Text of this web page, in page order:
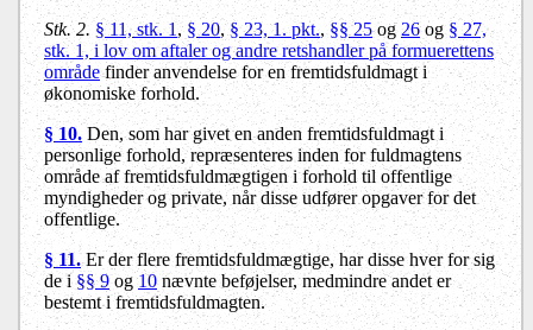
Stk. 2. § 11, stk. 1 , § 20,§ 23, 1. pkt.,§§ 25og 26og§ 27,
stk. 1, i lov om aftaler og andre retshandler på formuerettens
områdefinder anvendelse for en fremtidsfuldmagt i
økonomiske forhold.
§ 10. Den, som har givet en anden fremtidsfuldmagt i
personlige forhold, repræsenteres inden for fuldmagtens
område af fremtidsfuldmægtigen i forhold til offentlige
myndigheder og private, når disse udfører opgaver for det
offentlige.
§ 11.Er der flere fremtidsfuldmægtige, har disse hver for sig
de i §§ 9 og10 nævnte beføjelser, medmindre andet er
bestemt i fremtidsfuldmagten.